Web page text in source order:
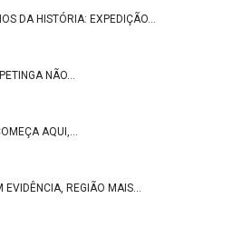
DA HISTÓRIA: EXPEDIÇÃO…
NÃO…
AQUI,…
EVIDÊNCIA, REGIÃO MAIS…